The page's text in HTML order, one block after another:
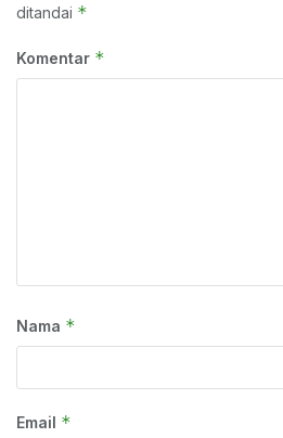
ditandai *
Komentar *
Nama *
Email *